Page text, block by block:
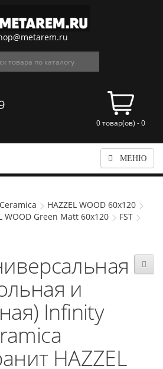
0 товар(ов) - 0
МЕНЮ
HAZZEL WOOD 60x120
WOOD Green Matt 60x120
FST
и
Infinity
HAZZEL